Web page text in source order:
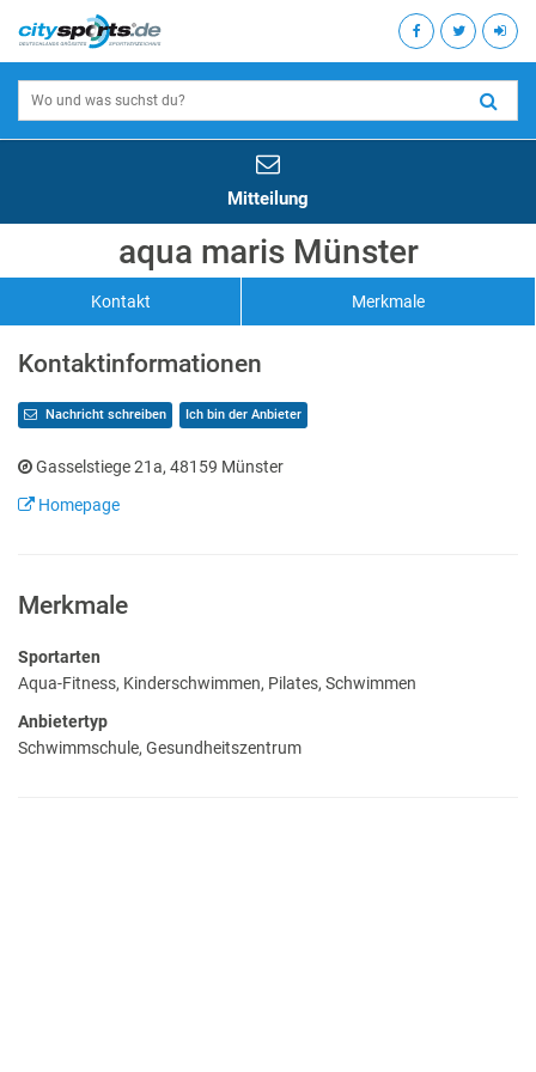
Mitteilung
aqua maris Münster
Kontakt Merkmale
Kontaktinformationen
Nachricht schreiben Ich bin der Anbieter
Gasselstiege 21a, 48159 Münster
Homepage
Merkmale
Sportarten
Aqua-Fitness, Kinderschwimmen, Pilates, Schwimmen
Anbietertyp
Schwimmschule, Gesundheitszentrum